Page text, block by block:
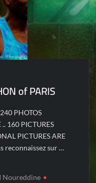
of PARIS
PHOTOS
160 PICTURES
PICTURES ARE
reconnaissez sur …
Noureddine